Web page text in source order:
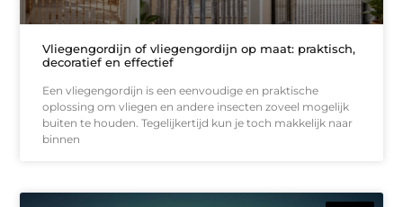
Vliegengordijn of vliegengordijn op maat: praktisch,
decoratief en effectief
Een vliegengordijn is een eenvoudige en praktische
oplossing om vliegen en andere insecten zoveel mogelijk
buiten te houden. Tegelijkertijd kun je toch makkelijk naar
binnen